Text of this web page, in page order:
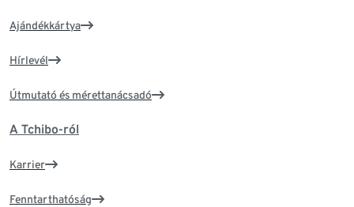
Ajándékkártya
Hírlevél
Útmutató és mérettanácsadó
A Tchibo-ról
Karrier
Fenntarthatóság